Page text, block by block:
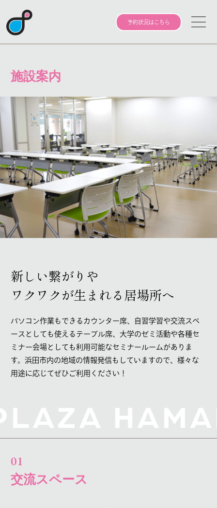
予約状況はこちら
施設案内
新しい繋がりや
ワクワクが生まれる居場所へ
パソコン作業もできるカウンター席、自習学習や交流スペ
ースとしても使えるテーブル席、大学のゼミ活動や各種セ
ミナー会場としても利用可能なセミナールームがありま
す。浜田市内の地域の情報発信もしていますので、様々な
用途に応じてぜひご利用ください！
01
交流スペース